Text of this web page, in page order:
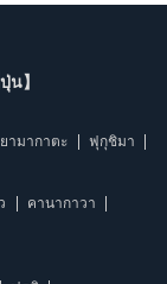
】
ยามากาตะ ฟุกุชิมา
คานากาวา